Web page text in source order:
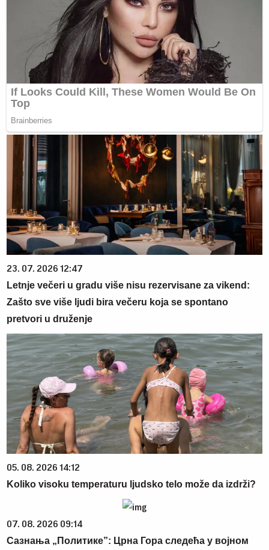
23. 07. 2026 12:47
Letnje večeri u gradu više nisu rezervisane za vikend:
Zašto sve više ljudi bira večeru koja se spontano
pretvori u druženje
05. 08. 2026 14:12
Koliko visoku temperaturu ljudsko telo može da izdrži?
07. 08. 2026 09:14
Сазнања „Политике”: Црна Гора следећа у војном